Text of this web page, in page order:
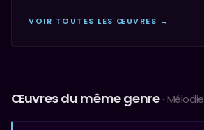
VOIR TOUTES LES ŒUVRES →
Œuvres du même genre · Mélodie